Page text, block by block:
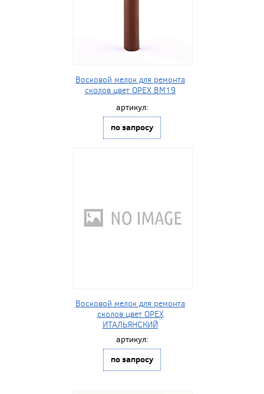
Восковой мелок для ремонта
сколов цвет ОРЕХ BM19
артикул:
по запросу
Восковой мелок для ремонта
сколов цвет ОРЕХ
ИТАЛЬЯНСКИЙ
артикул:
по запросу